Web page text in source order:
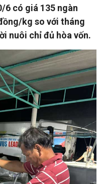
6 có giá 135 ngàn
kg so với tháng
nuôi chỉ đủ hòa vốn.